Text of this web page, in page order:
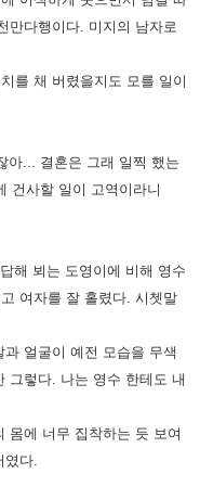
만다행이다. 미지의 남자로
를 채 버렸을지도 모를 일이
아... 결혼은 그래 일찍 했는
건사할 일이 고역이라니
해 뵈는 도영이에 비해 영수
여자를 잘 홀렸다. 시쳇말
얼굴이 예전 모습을 무색
그렇다. 나는 영수 한테도 내
몸에 너무 집착하는 듯 보여
다.